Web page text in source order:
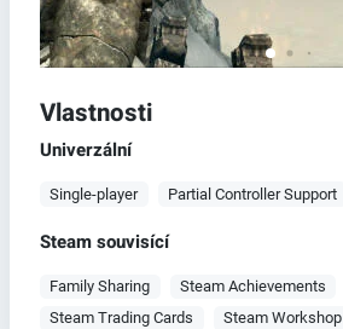
Vlastnosti
Univerzální
Single-player Partial Controller Support
Steam souvisící
Family Sharing Steam Achievements
Steam Trading Cards
Steam Workshop